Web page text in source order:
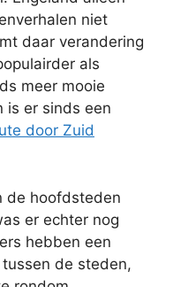
niet
daar verandering
als
meer mooie
is er sinds een
door Zuid
de hoofdsteden
er echter nog
hebben een
de steden,